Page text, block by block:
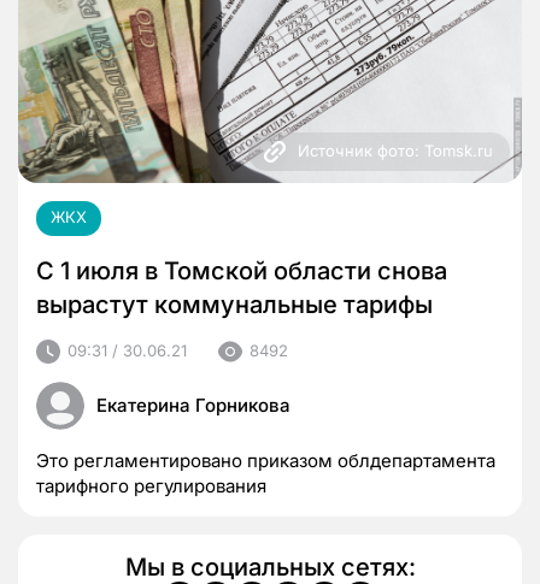
Источник фото: Tomsk.ru
ЖКХ
С 1 июля в Томской области снова
вырастут коммунальные тарифы
09:31 / 30.06.21 8492
Екатерина Горникова
Это регламентировано приказом облдепартамента
тарифного регулирования
Мы в социальных сетях: